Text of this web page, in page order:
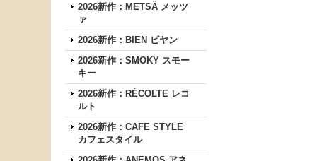
2026新作：METSÄ メッツ
ァ
2026新作：BIEN ビヤン
2026新作：SMOKY スモー
キー
2026新作：RÉCOLTE レコ
ルト
2026新作：CAFE STYLE
カフェスタイル